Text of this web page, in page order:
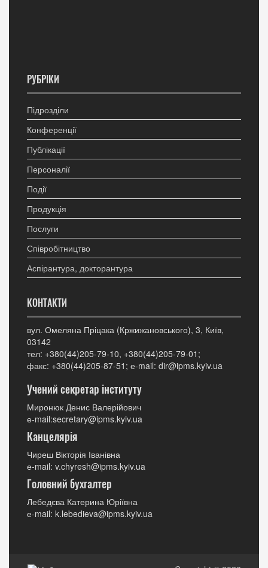
РУБРІКИ
Підрозділи
Конференції
Публікації
Персоналії
Події
Продукція
Послуги
Співробітництво
Аспірантура, докторантура
КОНТАКТИ
вул. Омеляна Пріцака (Кржижановського), 3, Київ,
03142
тел: +380(44)205-79-10, +380(44)205-79-01;
факс: +380(44)205-87-51; е-mail: dir@ipms.kyiv.ua
Учений секретар інституту
Миронюк Денис Валерійович
е-mail:secretary@ipms.kyiv.ua
Канцелярія
Чиреш Вікторія Іванівна
е-mail: v.chyresh@ipms.kyiv.ua
Головний бухгалтер
Лебедєва Катерина Юріївна
е-mail: k.lebedieva@ipms.kyiv.ua